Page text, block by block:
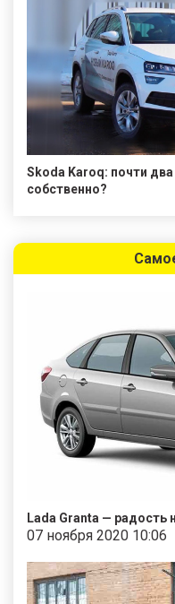
Skoda Karoq: почти
собственно?
Lada Granta — радость
07 ноября 2020 10:06